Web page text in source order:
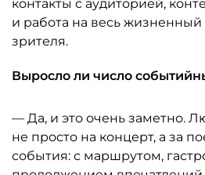
контакты с аудиторией,
и работа на весь жизненный
зрителя.
Выросло ли число
— Да, и это очень заметно.
не просто на концерт, а за
события: с маршрутом,